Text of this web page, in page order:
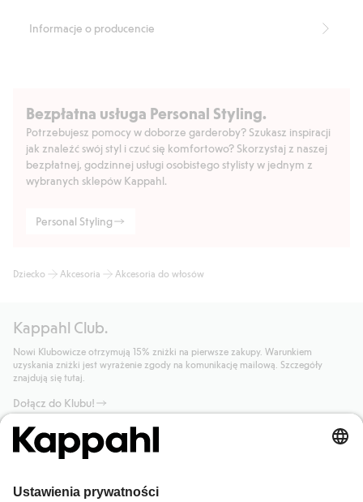
Informacje o producencie
Bezpłatna usługa Personal Styling.
Potrzebujesz pomocy w doborze garderoby? Szukasz inspiracji
jak znaleźć swój styl i czuć się komfortowo? Skorzystaj z naszej
bezpłatnej, godzinnej usługi osobistego stylisty w jednym z
wybranych sklepów Kappahl.
Personal Styling
Dziecko Akcesoria Akcesoria do włosów
Kappahl Club.
Nowi Klubowicze otrzymują 15% zniżki na pierwsze zakupy. Warunkiem
uzyskania zniżki jest wyrażenie zgody na komunikację mailową. Szczegóły
znajdują się tutaj.
Dołącz do Klubu!